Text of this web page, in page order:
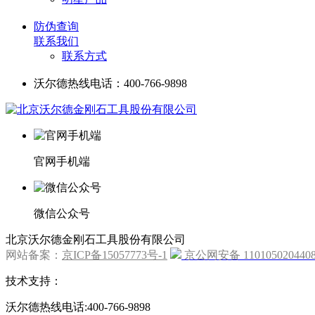
防伪查询
联系我们
联系方式
沃尔德热线电话：400-766-9898
官网手机端
微信公众号
北京沃尔德金刚石工具股份有限公司
网站备案： 京ICP备15057773号-1 京公网安备
技术支持：
沃尔德热线电话:400-766-9898